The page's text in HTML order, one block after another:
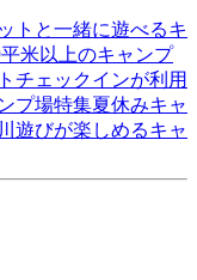
トと一緒に遊べるキ
米以上のキャンプ
チェックインが利用
プ場特集夏休みキャ
川遊びが楽しめるキャ